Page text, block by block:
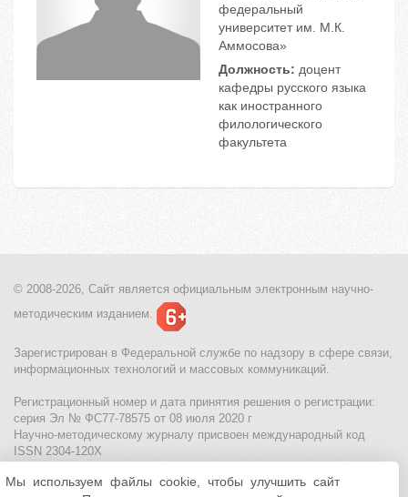
федеральный
университет им. М.К.
Аммосова»
Должность: доцент
кафедры русского языка
как иностранного
филологического
факультета
© 2008-2026, Сайт является официальным электронным научно-
методическим изданием.
Зарегистрирован в Федеральной службе по надзору в сфере связи,
информационных технологий и массовых коммуникаций.
Регистрационный номер и дата принятия решения о регистрации:
серия Эл № ФС77-78575 от 08 июля 2020 г
Научно-методическому журналу присвоен международный код
ISSN 2304-120X
МЦИТО|Школьные олимпиады и онлайн конкурсы для детей
Мы используем файлы cookie, чтобы улучшить сайт